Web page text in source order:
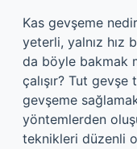
Kas gevşeme nedir
yeterli, yalnız hız
da böyle bakmak
çalışır? Tut
gevşeme
yöntemlerden
teknikleri düzenli